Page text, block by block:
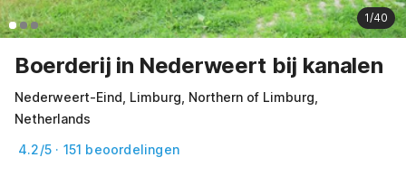
1/40
Boerderij in Nederweert bij kanalen
Nederweert-Eind, Limburg, Northern of Limburg,
Netherlands
4.2/5 · 151 beoordelingen